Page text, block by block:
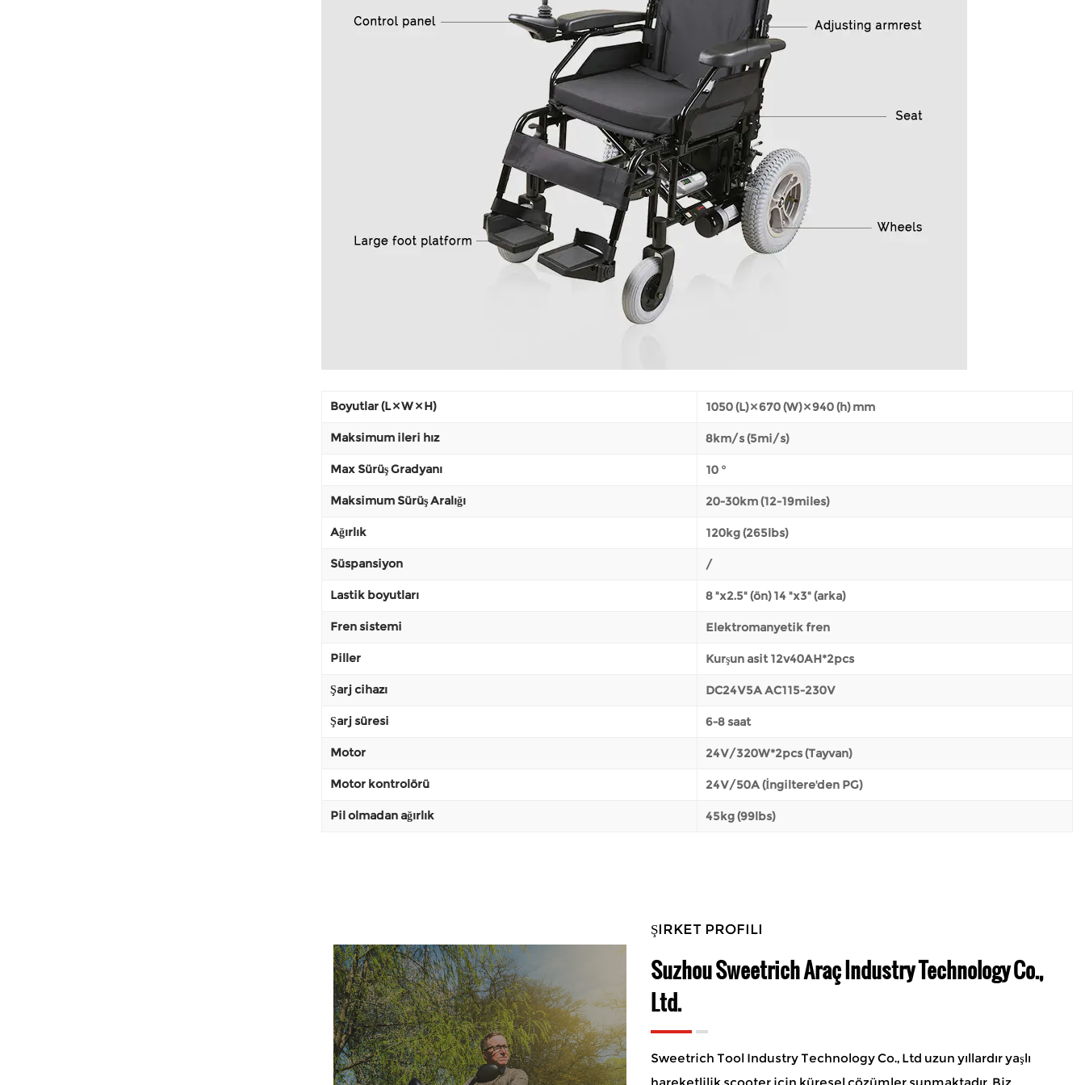
Boyutlar (L × W × H) 1050 (L) × 670 (W) × 940 (h) mm
Maksimum ileri hız 8km/s (5mi/s)
Max Sürüş Gradyanı 10 °
Maksimum Sürüş Aralığı 20-30km (12-19miles)
Ağırlık 120kg (265lbs)
Süspansiyon /
Lastik boyutları 8 "x2.5" (ön) 14 "x3" (arka)
Fren sistemi Elektromanyetik fren
Piller Kurşun asit 12v40AH*2pcs
Şarj cihazı DC24V5A AC115-230V
Şarj süresi 6-8 saat
Motor 24V/320W*2pcs (Tayvan)
Motor kontrolörü 24V/50A (İngiltere'den PG)
Pil olmadan ağırlık 45kg (99lbs)
ŞIRKET PROFILI
Suzhou Sweetrich Araç Industry Technology Co.,
Ltd.
Sweetrich Tool Industry Technology Co., Ltd uzun yıllardır yaşlı